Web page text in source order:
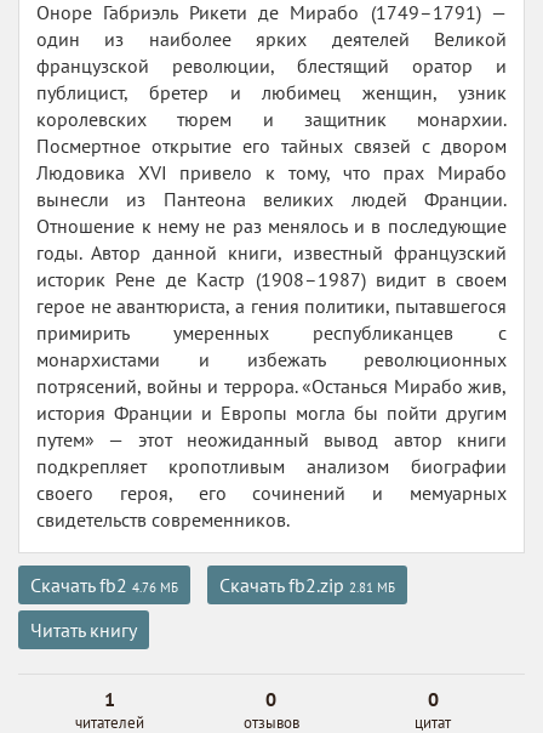
Оноре Габриэль Рикети де Мирабо (1749–1791) —
один из наиболее ярких деятелей Великой
французской революции, блестящий оратор и
публицист, бретер и любимец женщин, узник
королевских тюрем и защитник монархии.
Посмертное открытие его тайных связей с двором
Людовика XVI привело к тому, что прах Мирабо
вынесли из Пантеона великих людей Франции.
Отношение к нему не раз менялось и в последующие
годы. Автор данной книги, известный французский
историк Рене де Кастр (1908–1987) видит в своем
герое не авантюриста, а гения политики, пытавшегося
примирить умеренных республиканцев с
монархистами и избежать революционных
потрясений, войны и террора. «Останься Мирабо жив,
история Франции и Европы могла бы пойти другим
путем» — этот неожиданный вывод автор книги
подкрепляет кропотливым анализом биографии
своего героя, его сочинений и мемуарных
свидетельств современников.
Скачать fb2 4.76 МБ Скачать fb2.zip 2.81 МБ
Читать книгу
1
читателей
0
отзывов
0
цитат